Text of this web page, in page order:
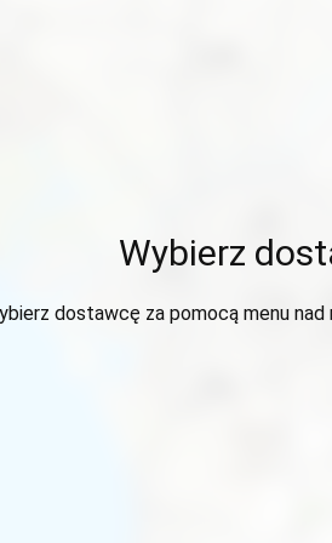
Wybierz
dostawcę za pomocą menu